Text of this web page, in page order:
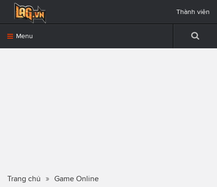
Menu
Thành viên
Trang chủ Game Online